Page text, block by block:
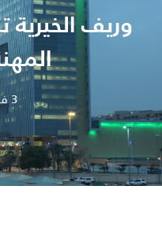
وريف
3 فبراير 2019